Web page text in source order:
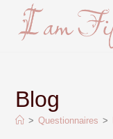
Blog
> Questionnaires >